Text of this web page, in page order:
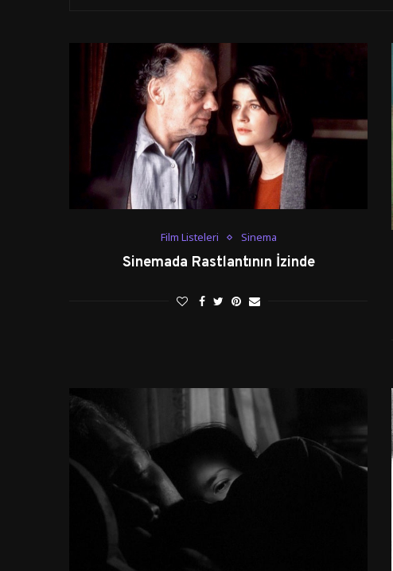
Film Listeleri Sinema
Sinemada Rastlantının İzinde